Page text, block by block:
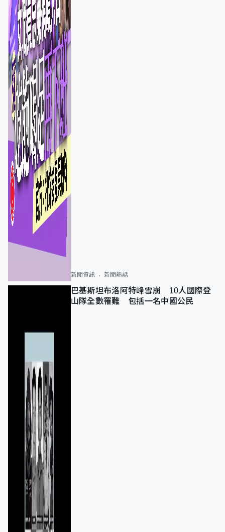
新聞資訊 新聞熱話
巴基斯坦布洛阿特峰雪崩 10人國際登
山隊全數罹難 包括一名中國公民